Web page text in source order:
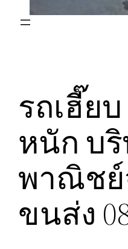
รถเฮี๊ย
หนัก บ
พาณิชย์
ขนส่ง